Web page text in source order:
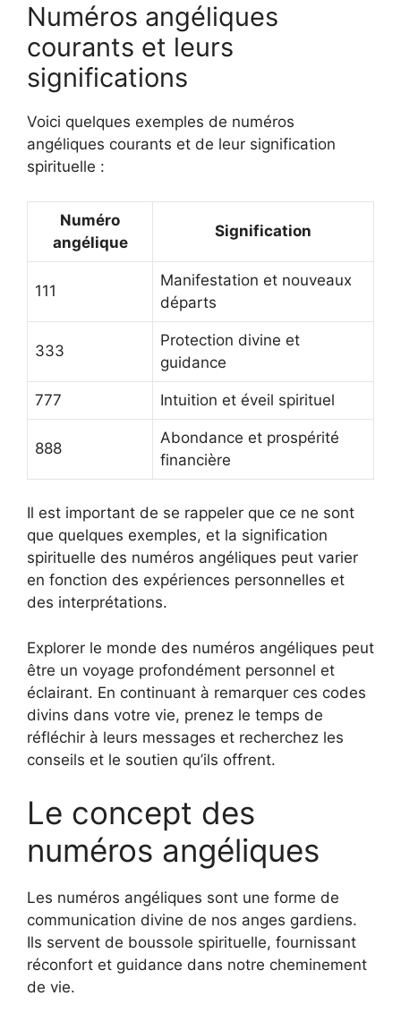
Numéros angéliques
courants et leurs
significations
Voici quelques exemples de numéros
angéliques courants et de leur signification
spirituelle :
Numéro
angélique
Signification
111
Manifestation et nouveaux
départs
333
Protection divine et
guidance
777 Intuition et éveil spirituel
888
Abondance et prospérité
financière
Il est important de se rappeler que ce ne sont
que quelques exemples, et la signification
spirituelle des numéros angéliques peut varier
en fonction des expériences personnelles et
des interprétations.
Explorer le monde des numéros angéliques peut
être un voyage profondément personnel et
éclairant. En continuant à remarquer ces codes
divins dans votre vie, prenez le temps de
réfléchir à leurs messages et recherchez les
conseils et le soutien qu’ils offrent.
Le concept des
numéros angéliques
Les numéros angéliques sont une forme de
communication divine de nos anges gardiens.
Ils servent de boussole spirituelle, fournissant
réconfort et guidance dans notre cheminement
de vie.